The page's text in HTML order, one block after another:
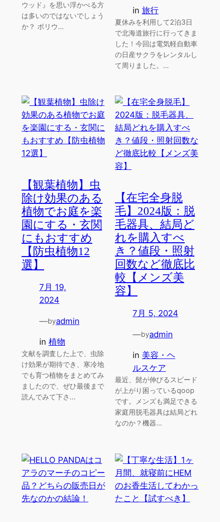
ウッド』を思い浮かべる方
は多いのではないでしょう
か？ ボリウ…
in 旅行
夏休みを利用して2泊3日
で北海道旅行に行ってきま
した！今回は電気軽自動車
の日産サクラをレンタルし
て周りました。…
【観葉植物】虫
除け効果のある
植物でお庭を楽
園にする・玄関
にもおすすめ
【防虫植物12
選】
7月 19,
2024
—byadmin
in 植物
文献を調査した上で、虫除
け効果が期待でき、寒冷地
でも育つ植物をまとめてみ
ましたので、ぜひ最後まで
読んでみて下さ…
【在宅全身脱
毛】2024版：脱
毛器具、結局ど
れを購入すべ
き？値段・照射
回数など徹底比
較【メンズ美
容】
7月 5, 2024
—byadmin
in 美容・ヘ
ルスケア
最近、髭が伸びるスピード
が上がり困っているqoop
です。メンズも満足できる
家庭用脱毛器具は結局どれ
なのか？機器…